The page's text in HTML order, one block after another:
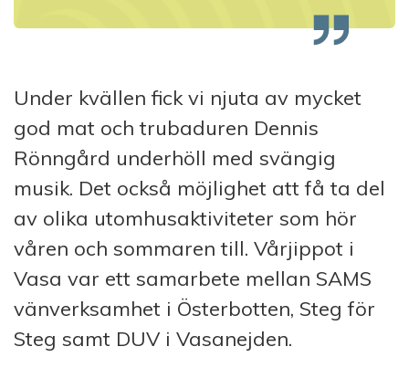
Under kvällen fick vi njuta av mycket
god mat och trubaduren Dennis
Rönngård underhöll med svängig
musik. Det också möjlighet att få ta del
av olika utomhusaktiviteter som hör
våren och sommaren till. Vårjippot i
Vasa var ett samarbete mellan SAMS
vänverksamhet i Österbotten, Steg för
Steg samt DUV i Vasanejden.